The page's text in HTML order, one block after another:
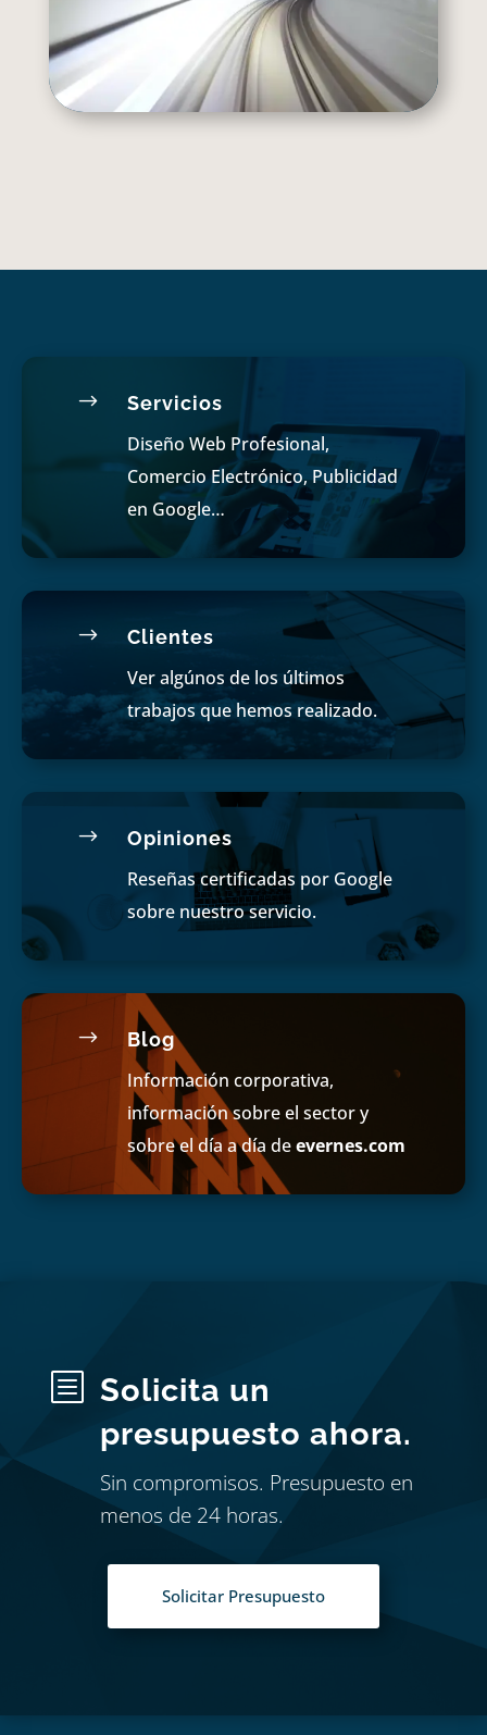
$ Servicios
Diseño Web Profesional,
Comercio Electrónico, Publicidad
en Google…
$ Clientes
Ver algúnos de los últimos
trabajos que hemos realizado.
$ Opiniones
Reseñas certificadas por Google
sobre nuestro servicio.
$ Blog
Información corporativa,
información sobre el sector y
sobre el día a día deevernes.com
b
Solicita un
presupuesto ahora.
Sin compromisos. Presupuesto en
menos de 24 horas.
Solicitar Presupuesto